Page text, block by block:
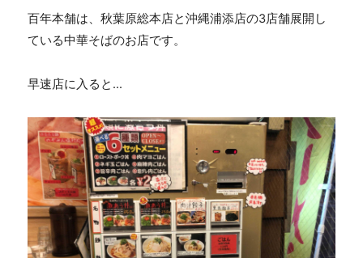
百年本舗は、秋葉原総本店と沖縄浦添店の3店舗展開し
ている中華そばのお店です。
早速店に入ると...